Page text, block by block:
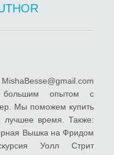
опытом с
Мы поможем купить
лучшее время. Также:
Вышка на Фридом
Уолл Стрит